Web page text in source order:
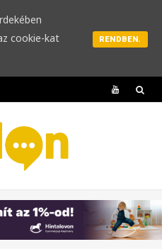
Y
u
b
e
cookie-kat
RENDBEN.